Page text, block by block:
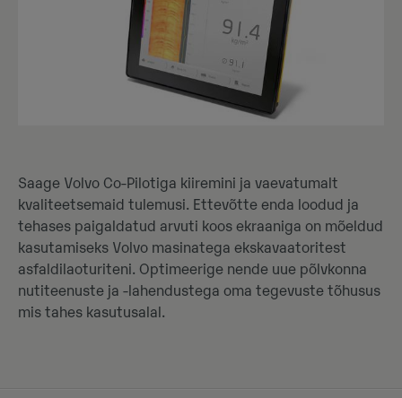
Saage Volvo Co-Pilotiga kiiremini ja vaevatumalt
kvaliteetsemaid tulemusi. Ettevõtte enda loodud ja
tehases paigaldatud arvuti koos ekraaniga on mõeldud
kasutamiseks Volvo masinatega ekskavaatoritest
asfaldilaoturiteni. Optimeerige nende uue põlvkonna
nutiteenuste ja -lahendustega oma tegevuste tõhusus
mis tahes kasutusalal.